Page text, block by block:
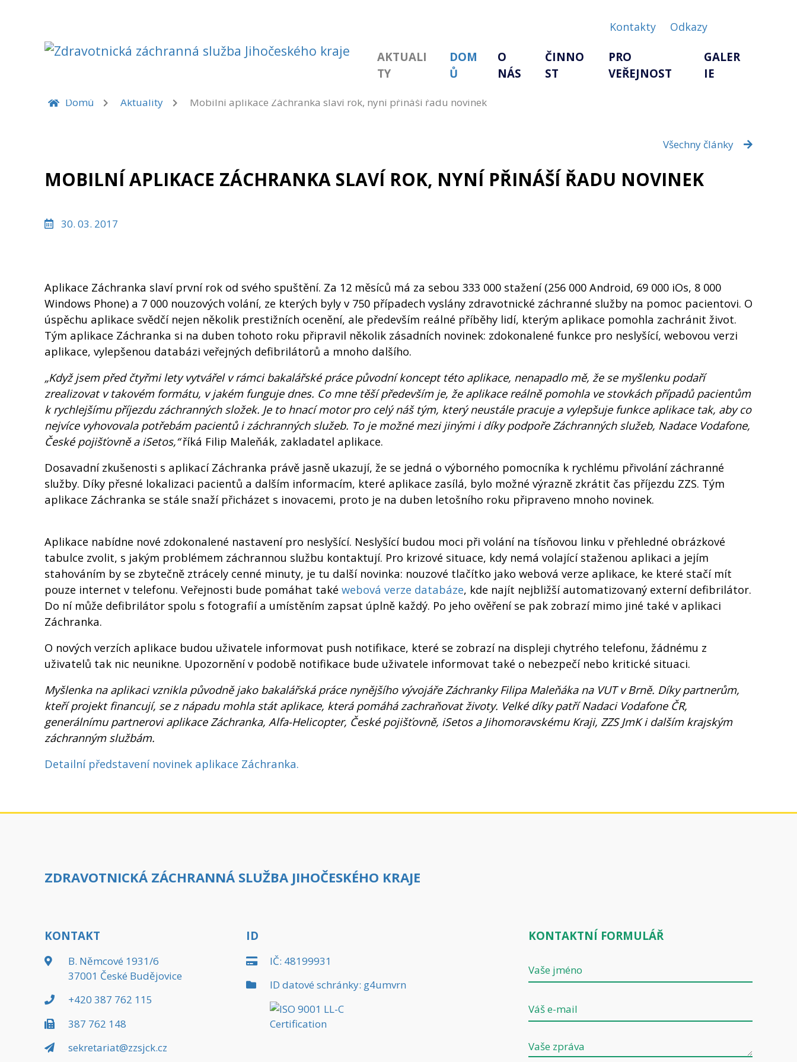
Kontakty Odkazy
AKTUALI
TY
DOM
Ů
O
NÁS
ČINNO
ST
PRO
VEŘEJNOST
GALER
IE
AKTUALITY
Domů Aktuality Mobilní aplikace Záchranka slaví rok, nyní přináší řadu novinek
Všechny články
MOBILNÍ APLIKACE ZÁCHRANKA SLAVÍ ROK, NYNÍ PŘINÁŠÍ ŘADU NOVINEK
30. 03. 2017
Aplikace Záchranka slaví první rok od svého spuštění. Za 12 měsíců má za sebou 333 000 stažení (256 000 Android, 69 000 iOs, 8 000
Windows Phone) a 7 000 nouzových volání, ze kterých byly v 750 případech vyslány zdravotnické záchranné služby na pomoc pacientovi. O
úspěchu aplikace svědčí nejen několik prestižních ocenění, ale především reálné příběhy lidí, kterým aplikace pomohla zachránit život.
Tým aplikace Záchranka si na duben tohoto roku připravil několik zásadních novinek: zdokonalené funkce pro neslyšící, webovou verzi
aplikace, vylepšenou databázi veřejných defibrilátorů a mnoho dalšího.
„Když jsem před čtyřmi lety vytvářel v rámci bakalářské práce původní koncept této aplikace, nenapadlo mě, že se myšlenku podaří
zrealizovat v takovém formátu, v jakém funguje dnes. Co mne těší především je, že aplikace reálně pomohla ve stovkách případů pacientům
k rychlejšímu příjezdu záchranných složek. Je to hnací motor pro celý náš tým, který neustále pracuje a vylepšuje funkce aplikace tak, aby co
nejvíce vyhovovala potřebám pacientů i záchranných služeb. To je možné mezi jinými i díky podpoře Záchranných služeb, Nadace Vodafone,
České pojišťovně a iSetos,“říká Filip Maleňák, zakladatel aplikace.
Dosavadní zkušenosti s aplikací Záchranka právě jasně ukazují, že se jedná o výborného pomocníka k rychlému přivolání záchranné
služby. Díky přesné lokalizaci pacientů a dalším informacím, které aplikace zasílá, bylo možné výrazně zkrátit čas příjezdu ZZS. Tým
aplikace Záchranka se stále snaží přicházet s inovacemi, proto je na duben letošního roku připraveno mnoho novinek.
Aplikace nabídne nové zdokonalené nastavení pro neslyšící. Neslyšící budou moci při volání na tísňovou linku v přehledné obrázkové
tabulce zvolit, s jakým problémem záchrannou službu kontaktují. Pro krizové situace, kdy nemá volající staženou aplikaci a jejím
stahováním by se zbytečně ztrácely cenné minuty, je tu další novinka: nouzové tlačítko jako webová verze aplikace, ke které stačí mít
pouze internet v telefonu. Veřejnosti bude pomáhat také webová verze databáze, kde najít nejbližší automatizovaný externí defibrilátor.
Do ní může defibrilátor spolu s fotografií a umístěním zapsat úplně každý. Po jeho ověření se pak zobrazí mimo jiné také v aplikaci
Záchranka.
O nových verzích aplikace budou uživatele informovat push notifikace, které se zobrazí na displeji chytrého telefonu, žádnému z
uživatelů tak nic neunikne. Upozornění v podobě notifikace bude uživatele informovat také o nebezpečí nebo kritické situaci.
Myšlenka na aplikaci vznikla původně jako bakalářská práce nynějšího vývojáře Záchranky Filipa Maleňáka na VUT v Brně. Díky partnerům,
kteří projekt financují, se z nápadu mohla stát aplikace, která pomáhá zachraňovat životy. Velké díky patří Nadaci Vodafone ČR,
generálnímu partnerovi aplikace Záchranka, Alfa-Helicopter, České pojišťovně, iSetos a Jihomoravskému Kraji, ZZS JmK i dalším krajským
záchranným službám.
Detailní představení novinek aplikace Záchranka.
ZDRAVOTNICKÁ ZÁCHRANNÁ SLUŽBA JIHOČESKÉHO KRAJE
KONTAKT
B. Němcové 1931/6
37001 České Budějovice
+420 387 762 115
387 762 148
sekretariat@zzsjck.cz
ID
IČ: 48199931
ID datové schránky: g4umvrn
KONTAKTNÍ FORMULÁŘ